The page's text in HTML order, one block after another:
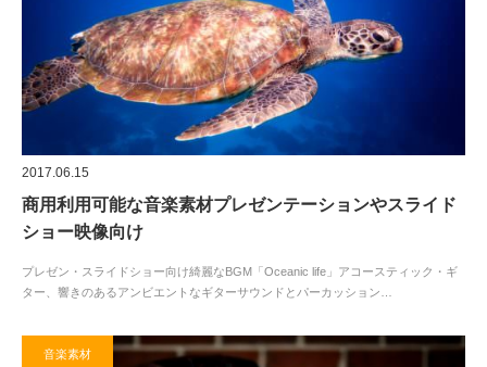
2017.06.15
商用利用可能な音楽素材プレゼンテーションやスライド
ショー映像向け
プレゼン・スライドショー向け綺麗なBGM「Oceanic life」アコースティック・ギ
ター、響きのあるアンビエントなギターサウンドとパーカッション…
音楽素材